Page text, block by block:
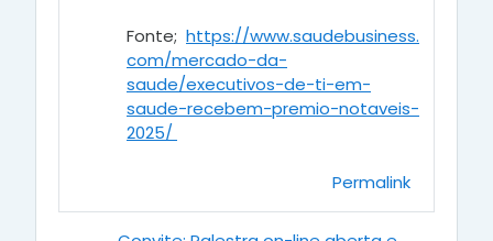
Fonte; https://www.saudebusiness.
com/mercado-da-
saude/executivos-de-ti-em-
saude-recebem-premio-notaveis-
2025/
Permalink